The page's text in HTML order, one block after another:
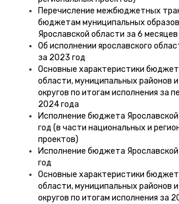
Перечисление межбюджетных
бюджетам муниципальных
Ярославской области за 6
Об исполнении ярославского
за 2023 год
Основные характеристики
области, муниципальных районов
округов по итогам исполнения за
2024 года
Исполнение бюджета
год (в части национальных и
проектов)
Исполнение бюджета
год
Основные характеристики
области, муниципальных районов
округов по итогам исполнения за